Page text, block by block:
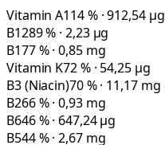
Vitamin A114 % · 912,54 µg
B1289 % · 2,23 µg
B177 % · 0,85 mg
Vitamin K72 % · 54,25 µg
B3 (Niacin)70 % · 11,17 mg
B266 % · 0,93 mg
B646 % · 647,24 µg
B544 % · 2,67 mg